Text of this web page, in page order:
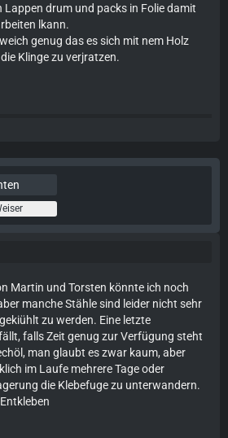
Lappen drum und packs in Folie damit
lkann.
genug das es sich mit nem Holz
Klinge zu verjratzen.
Martin und Torsten könnte ich noch
manche Stähle sind leider nicht sehr
zu werden. Eine letzte
falls Zeit genug zur Verfügung steht
man glaubt es zwar kaum, aber
im Laufe mehrere Tage oder
die Klebefuge zu unterwandern.